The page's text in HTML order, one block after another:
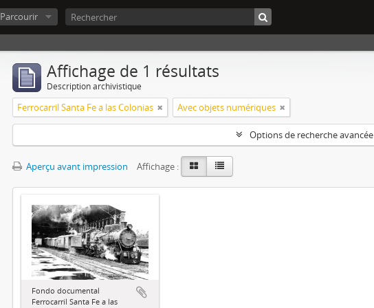
Parcourir
Affichage de 1 résultats
Description archivistique
Ferrocarril Santa Fe a las Colonias Avec objets numériques
Options de recherche avancée
Aperçu avant impression Affichage :
Fondo documental
Ferrocarril Santa Fe a las